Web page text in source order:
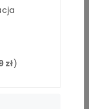
zł)